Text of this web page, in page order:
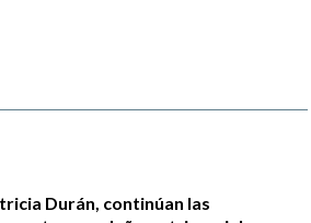
Durán, continúan las